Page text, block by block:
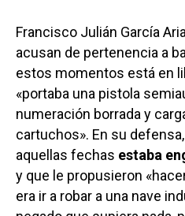
Francisco Julián García
acusan de pertenencia a
estos momentos está en
«portaba una pistola
numeración borrada y
cartuchos». En su
aquellas fechas estaba
y que le propusieron
era ir a robar a una nave